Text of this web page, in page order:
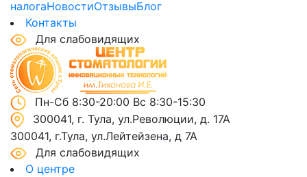
налогаНовостиОтзывыБлог
Контакты
Для слабовидящих
Пн-Сб 8:30-20:00 Вс 8:30-15:30
300041, г. Тула, ул.Революции, д. 17А
300041, г.Тула, ул.Лейтейзена, д 7А
Для слабовидящих
О центре